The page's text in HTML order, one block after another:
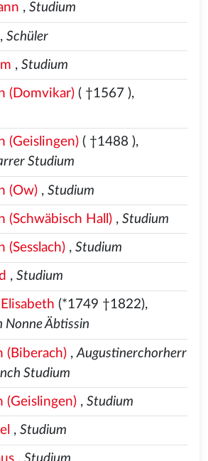
, Studium
, Schüler
, Studium
(Domvikar)( †1567 ),
(Geislingen)( †1488 ),
Studium
(Ow), Studium
(Schwäbisch Hall), Studium
(Sesslach), Studium
, Studium
(*1749 †1822),
Nonne Äbtissin
(Biberach), Augustinerchorherr
Studium
(Geislingen), Studium
, Studium